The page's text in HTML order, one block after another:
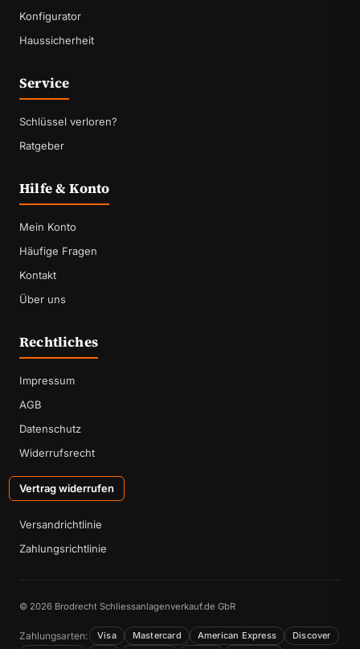
Konfigurator
Haussicherheit
Service
Schlüssel verloren?
Ratgeber
Hilfe & Konto
Mein Konto
Häufige Fragen
Kontakt
Über uns
Rechtliches
Impressum
AGB
Datenschutz
Widerrufsrecht
Vertrag widerrufen
Versandrichtlinie
Zahlungsrichtlinie
© 2026 Brodrecht Schliessanlagenverkauf.de GbR
Zahlungsarten: Visa Mastercard American Express
Discover